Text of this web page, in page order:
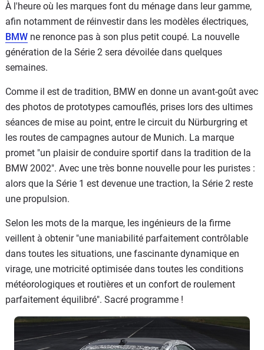
À l'heure où les marques font du ménage dans leur gamme,
afin notamment de réinvestir dans les modèles électriques,
BMW ne renonce pas à son plus petit coupé. La nouvelle
génération de la Série 2 sera dévoilée dans quelques
semaines.
Comme il est de tradition, BMW en donne un avant-goût avec
des photos de prototypes camouflés, prises lors des ultimes
séances de mise au point, entre le circuit du Nürburgring et
les routes de campagnes autour de Munich. La marque
promet "un plaisir de conduire sportif dans la tradition de la
BMW 2002". Avec une très bonne nouvelle pour les puristes :
alors que la Série 1 est devenue une traction, la Série 2 reste
une propulsion.
Selon les mots de la marque, les ingénieurs de la firme
veillent à obtenir "une maniabilité parfaitement contrôlable
dans toutes les situations, une fascinante dynamique en
virage, une motricité optimisée dans toutes les conditions
météorologiques et routières et un confort de roulement
parfaitement équilibré". Sacré programme !